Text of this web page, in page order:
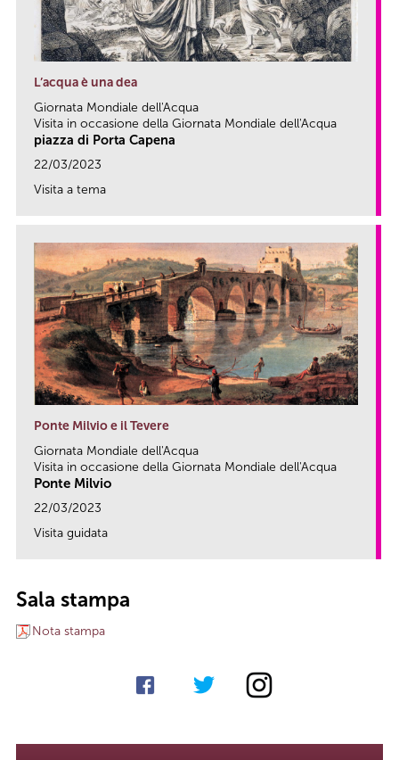
L’acqua è una dea
Giornata Mondiale dell'Acqua
Visita in occasione della Giornata Mondiale dell'Acqua
piazza di Porta Capena
22/03/2023
Visita a tema
Ponte Milvio e il Tevere
Giornata Mondiale dell'Acqua
Visita in occasione della Giornata Mondiale dell'Acqua
Ponte Milvio
22/03/2023
Visita guidata
Sala stampa
Nota stampa